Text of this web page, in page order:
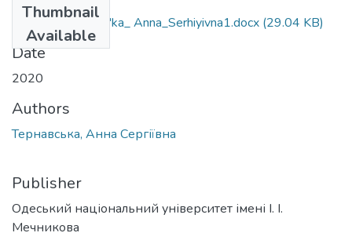
Thumbnail
Available
035.034_Ternavs'ka_ Anna_Serhiyivna1.docx (29.04 KB)
Date
2020
Authors
Тернавська, Анна Сергіївна
Publisher
Одеський національний університет імені І. І.
Мечникова